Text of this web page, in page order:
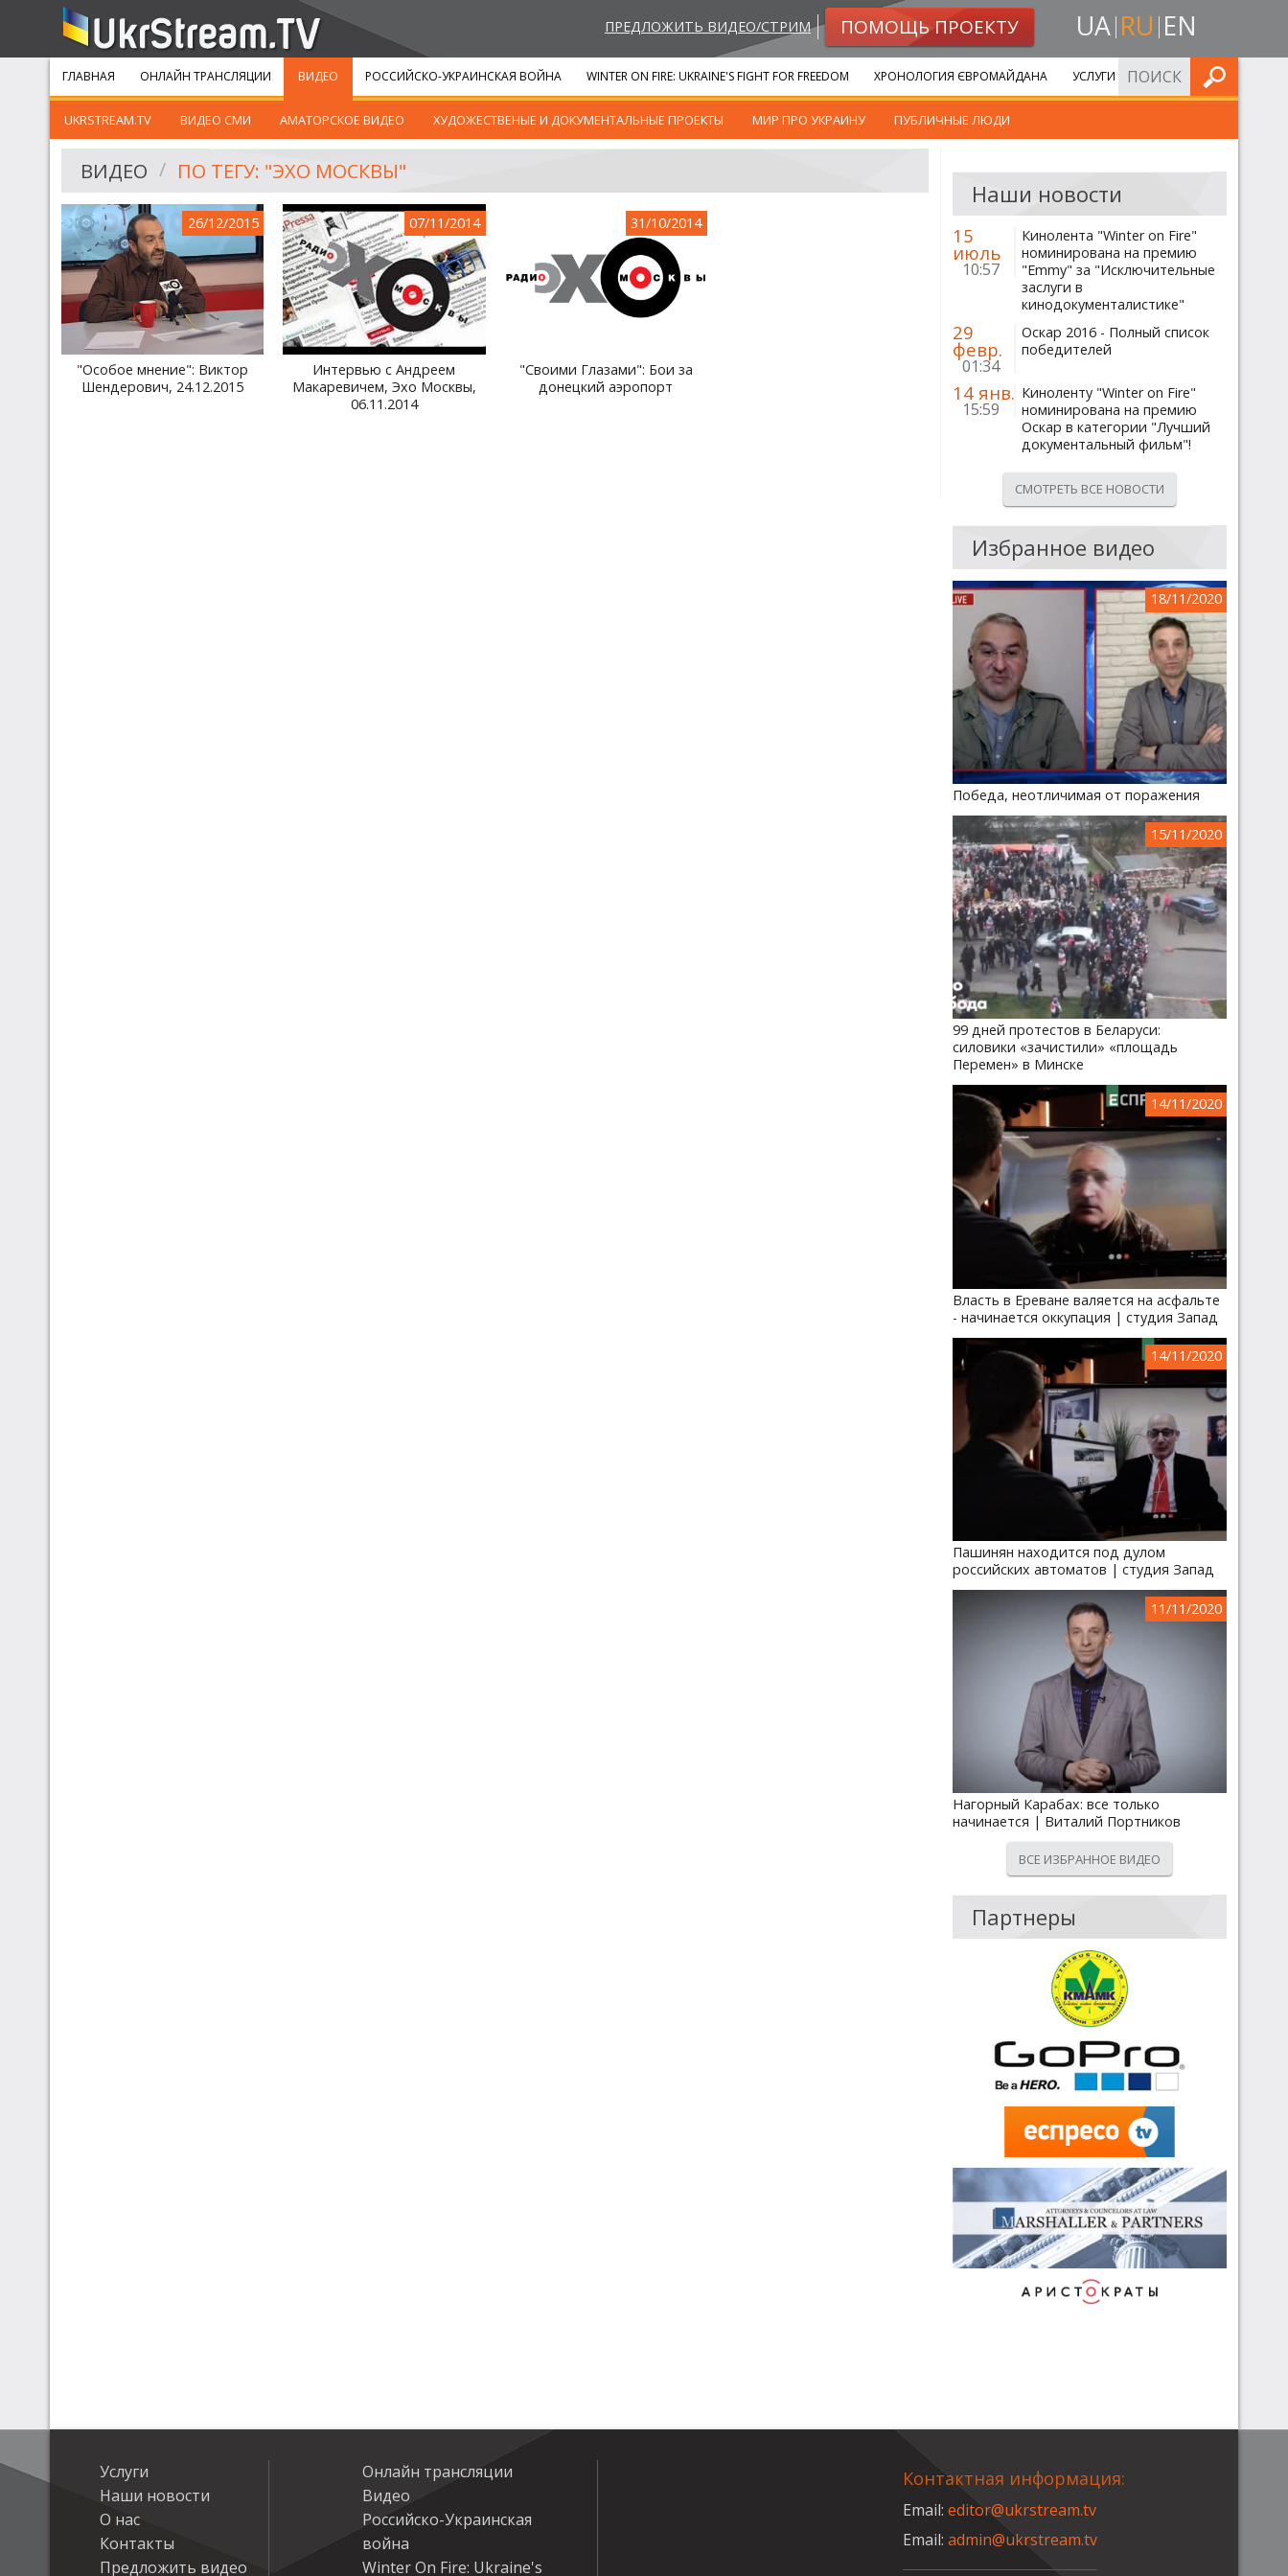
ПРЕДЛОЖИТЬ ВИДЕО/СТРИМ ПОМОЩЬ ПРОЕКТУ UA RU EN
ГЛАВНАЯ ОНЛАЙН ТРАНСЛЯЦИИ ВИДЕО
UKRSTREAM.TV ВИДЕО СМИ АМАТОРСКОЕ ВИДЕО ХУДОЖЕСТВЕНЫЕ И ДОКУМЕНТАЛЬНЫЕ ПРОЕКТЫ МИР ПРО УКРАИНУ ПУБЛИЧНЫЕ ЛЮДИ
РОССИЙСКО-УКРАИНСКАЯ ВОЙНА WINTER ON FIRE: UKRAINE'S FIGHT FOR FREEDOM ХРОНОЛОГИЯ ЄВРОМАЙДАНА УСЛУГИ ИСКАТЬ
ВИДЕО ПО ТЕГУ: "ЭХО МОСКВЫ"
26/12/2015
"Особое мнение": Виктор
Шендерович, 24.12.2015
07/11/2014
Интервью с Андреем
Макаревичем, Эхо Москвы,
06.11.2014
31/10/2014
"Своими Глазами": Бои за
донецкий аэропорт
Наши новости
15
июль
10:57
Кинолента "Winter on Fire"
номинирована на премию
"Emmy" за "Исключительные
заслуги в
кинодокументалистике"
29
февр.
01:34
Оскар 2016 - Полный список
победителей
14 янв.
15:59
Киноленту "Winter on Fire"
номинирована на премию
Оскар в категории "Лучший
документальный фильм"!
СМОТРЕТЬ ВСЕ НОВОСТИ
Избранное видео
18/11/2020
Победа, неотличимая от поражения
15/11/2020
99 дней протестов в Беларуси:
силовики «зачистили» «площадь
Перемен» в Минске
14/11/2020
Власть в Ереване валяется на асфальте
- начинается оккупация | студия Запад
14/11/2020
Пашинян находится под дулом
российских автоматов | студия Запад
11/11/2020
Нагорный Карабах: все только
начинается | Виталий Портников
ВСЕ ИЗБРАННОЕ ВИДЕО
Партнеры
Услуги
Наши новости
О нас
Контакты
Предложить видео
Онлайн трансляции
Видео
Российско-Украинская
война
Winter On Fire: Ukraine's
Контактная информация:
Email:editor@ukrstream.tv
Email:admin@ukrstream.tv